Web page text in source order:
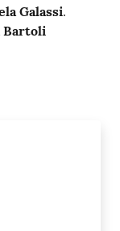
Galassi.
Bartoli